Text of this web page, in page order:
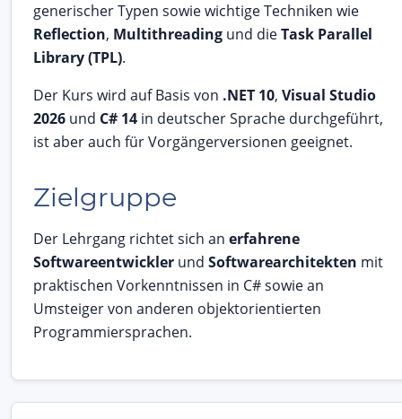
generischer Typen sowie wichtige Techniken wie
Reflection, Multithreading und dieTask Parallel
Library (TPL).
Der Kurs wird auf Basis von .NET 10, Visual Studio
2026 und C# 14 in deutscher Sprache durchgeführt,
ist aber auch für Vorgängerversionen geeignet.
Zielgruppe
Der Lehrgang richtet sich an erfahrene
Softwareentwickler und Softwarearchitekten mit
praktischen Vorkenntnissen in C# sowie an
Umsteiger von anderen objektorientierten
Programmiersprachen.